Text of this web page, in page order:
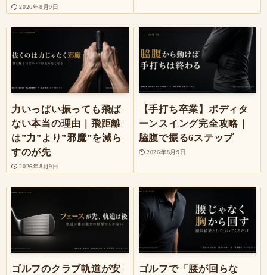
2026年8月9日
力いっぱい振っても飛ば
ない本当の理由｜飛距離
は”力”より”邪魔”を減ら
すのが先
2026年8月9日
【手打ち卒業】ボディタ
ーンスイング完全攻略｜
脇腹で振る6ステップ
2026年8月9日
ゴルフのクラブ軌道が安
ゴルフで「腰が回らな